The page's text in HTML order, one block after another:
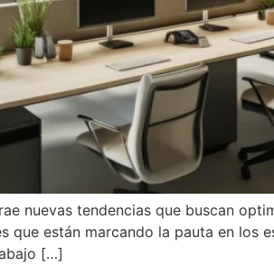
nuevas tendencias que buscan
están marcando la pauta en los
[…]